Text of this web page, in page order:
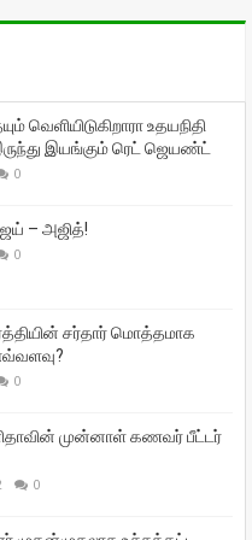
வெளியிடுகிறாரா உதயநிதி
இயங்கும் ரெட் ஜெயண்ட்
0
– அஜித்!
0
சர்தார் மொத்தமாக
0
முன்னாள் கணவர் பீட்டர்
0